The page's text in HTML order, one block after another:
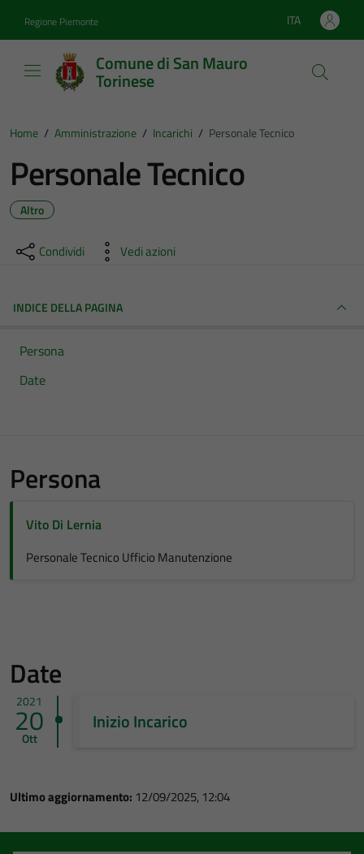
Regione Piemonte Lingua attiva:
ITA
Comune di San Mauro
Torinese
Home / Amministrazione / Incarichi / Personale Tecnico
Personale Tecnico
Altro
Condividi Vedi azioni
INDICE DELLA PAGINA
Persona
Date
Persona
Vito Di Lernia
Personale Tecnico Ufficio Manutenzione
Date
2021
20
Ott
Inizio Incarico
Ultimo aggiornamento: 12/09/2025, 12:04